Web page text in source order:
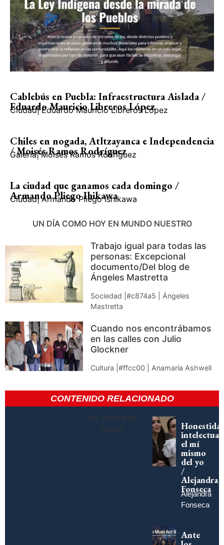
Cablebús en Puebla: Infraestructura Aislada /
Eduardo Mauricio Libreros López
Ciudad| Eduardo Mauricio Libreros López
Chiles en nogada, Atltzayanca e Independencia
/ Moisés Ramos Rodríguez
Galería| Moisés Ramos Rodríguez
La ciudad que ganamos cada domingo /
Armando Pliego Ihikawa
Ciudad| Armando Pliego Ishikawa
UN DÍA COMO HOY EN MUNDO NUESTRO
Trabajo igual para todas las
personas: Excepcional
documento/Del blog de
Ángeles Mastretta
Sociedad |#c874a5 | Ángeles
Mastretta
Cuando nos encontrábamos
en las calles con Julio
Glockner
Cultura |#ffcc00 | Anamaría Ashwell
CONTENIDO RELACIONADO
No data was
found
intelectual:
el mí
mismo
del yo
/
Alejandra
Fonseca
Alejandra
Fonseca
Ante